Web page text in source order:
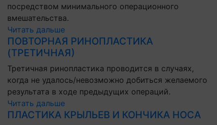
посредством минимального операционного
вмешательства.
Читать дальше
ПОВТОРНАЯ РИНОПЛАСТИКА
(ТРЕТИЧНАЯ)
Третичная ринопластика проводится в случаях,
когда не удалось/невозможно добиться желаемого
результата в ходе предыдущих операций.
Читать дальше
ПЛАСТИКА КРЫЛЬЕВ И КОНЧИКА НОСА